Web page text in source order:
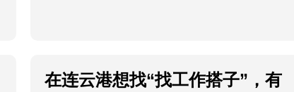
在连云港想找“找工作搭子”，有